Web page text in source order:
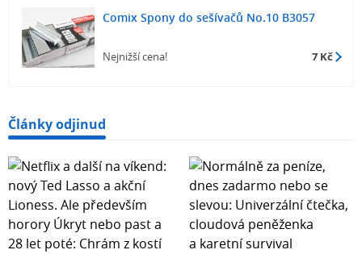
Comix Spony do sešívačů No.10 B3057
Nejnižší cena! 7 Kč
Články odjinud